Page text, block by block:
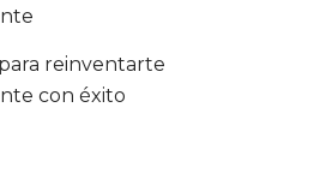
reinventarte
con éxito